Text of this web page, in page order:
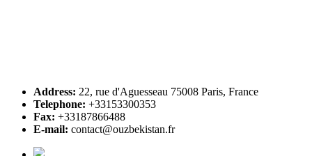
Address: 22, rue d'Aguesseau 75008 Paris, France
Telephone: +33153300353
Fax: +33187866488
E-mail: contact@ouzbekistan.fr